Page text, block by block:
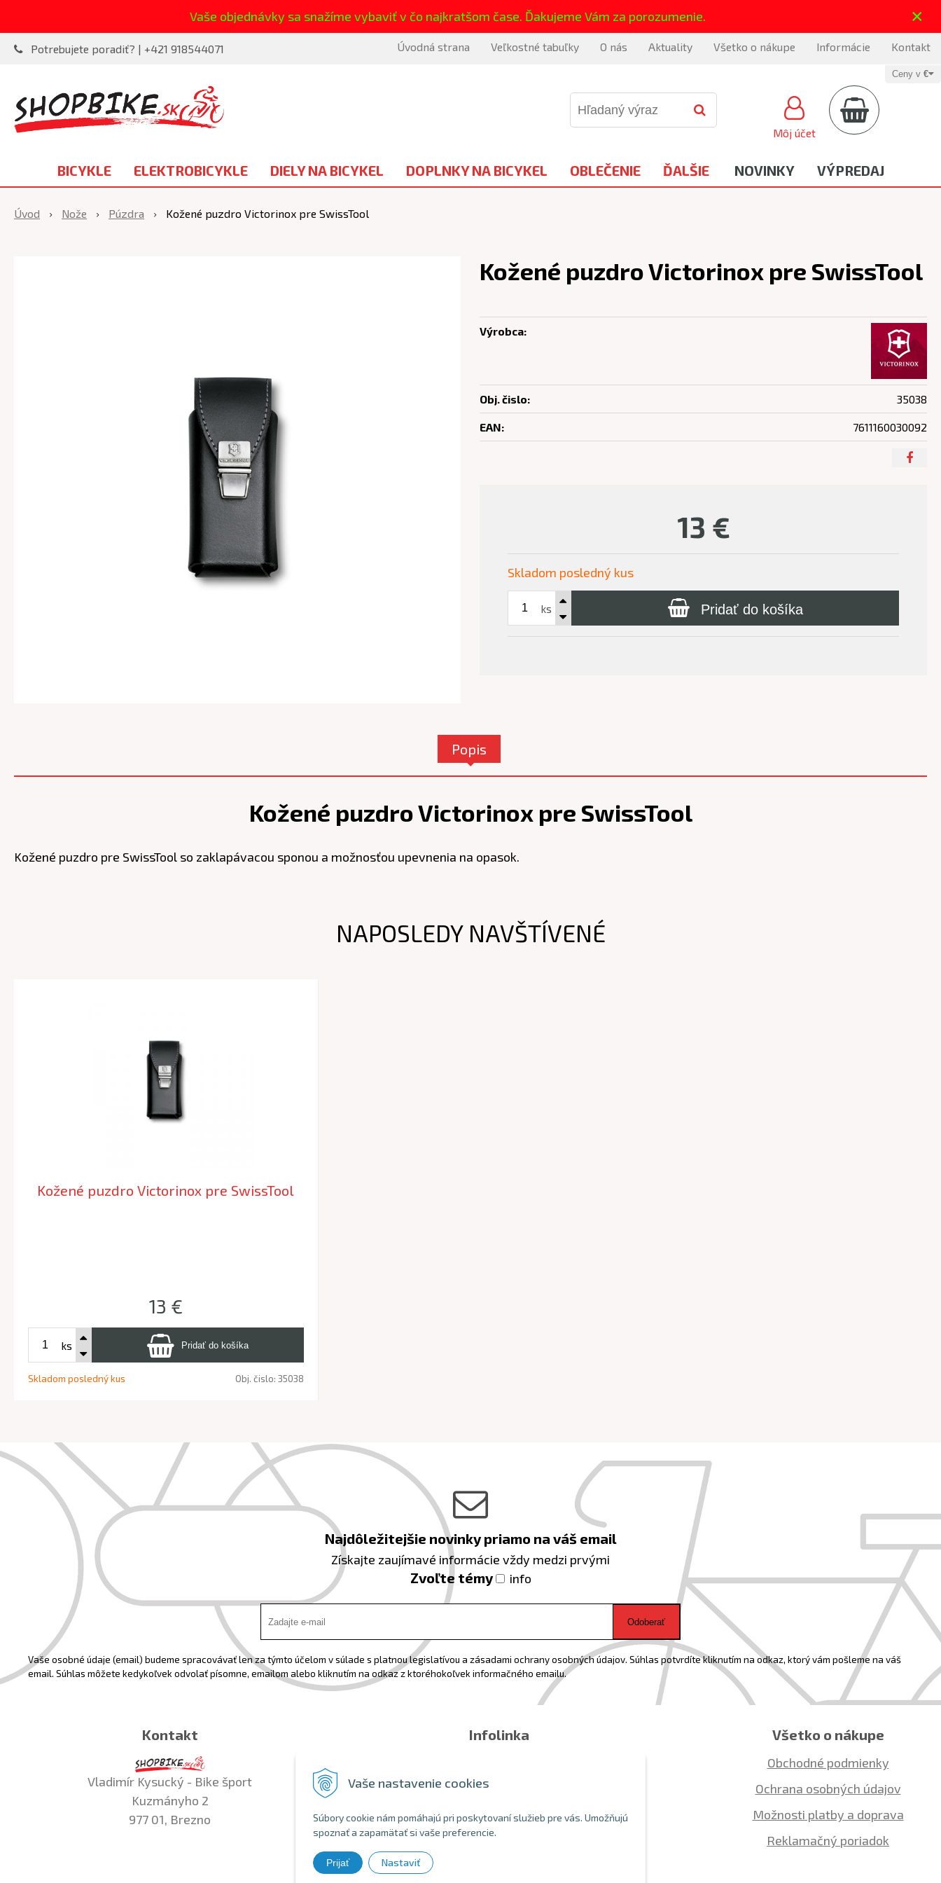
Vaše nastavenie cookies
Súbory cookie nám pomáhajú pri poskytovaní služieb pre vás. Umožňujú
spoznať a zapamätať si vaše preferencie.
Prijať Nastaviť
Vaše objednávky sa snažíme vybaviť v čo najkratšom čase. Ďakujeme Vám za porozumenie. ×
Potrebujete poradiť? | +421 918544071 Úvodná strana Veľkostné tabuľky O nás Aktuality Všetko o nákupe Informácie Kontakt
Môj účet
Ceny v €
BICYKLE ELEKTROBICYKLE DIELY NA BICYKEL DOPLNKY NA BICYKEL OBLEČENIE ĎALŠIE NOVINKY VÝPREDAJ
Úvod Nože Púzdra Kožené puzdro Victorinox pre SwissTool
Kožené puzdro Victorinox pre SwissTool
13 €
Skladom posledný kus
ks Pridať do košíka
Výrobca:
Obj. čislo: 35038
EAN: 7611160030092
Popis
Kožené puzdro Victorinox pre SwissTool
Kožené puzdro pre SwissTool so zaklapávacou sponou a možnosťou upevnenia na opasok.
NAPOSLEDY NAVŠTÍVENÉ
Kožené puzdro Victorinox pre SwissTool
13 €
ks
Skladom posledný kus Obj. čislo: 35038
Najdôležitejšie novinky priamo na váš email
Získajte zaujímavé informácie vždy medzi prvými
Zvoľte témy info
Odoberať
Vaše osobné údaje (email) budeme spracovávať len za týmto účelom v súlade s platnou legislatívou a zásadami ochrany osobných údajov. Súhlas potvrdíte kliknutím na odkaz, ktorý vám pošleme na váš
email. Súhlas môžete kedykoľvek odvolať písomne, emailom alebo kliknutím na odkaz z ktoréhokoľvek informačného emailu.
Kontakt
Vladimír Kysucký - Bike šport
Kuzmányho 2
977 01, Brezno
Infolinka
Tel:0918544071
Všetko o nákupe
Obchodné podmienky
Ochrana osobných údajov
Možnosti platby a doprava
Reklamačný poriadok